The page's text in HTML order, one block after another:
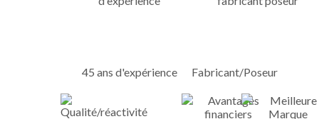
45 ans d'expérience Fabricant/Poseur